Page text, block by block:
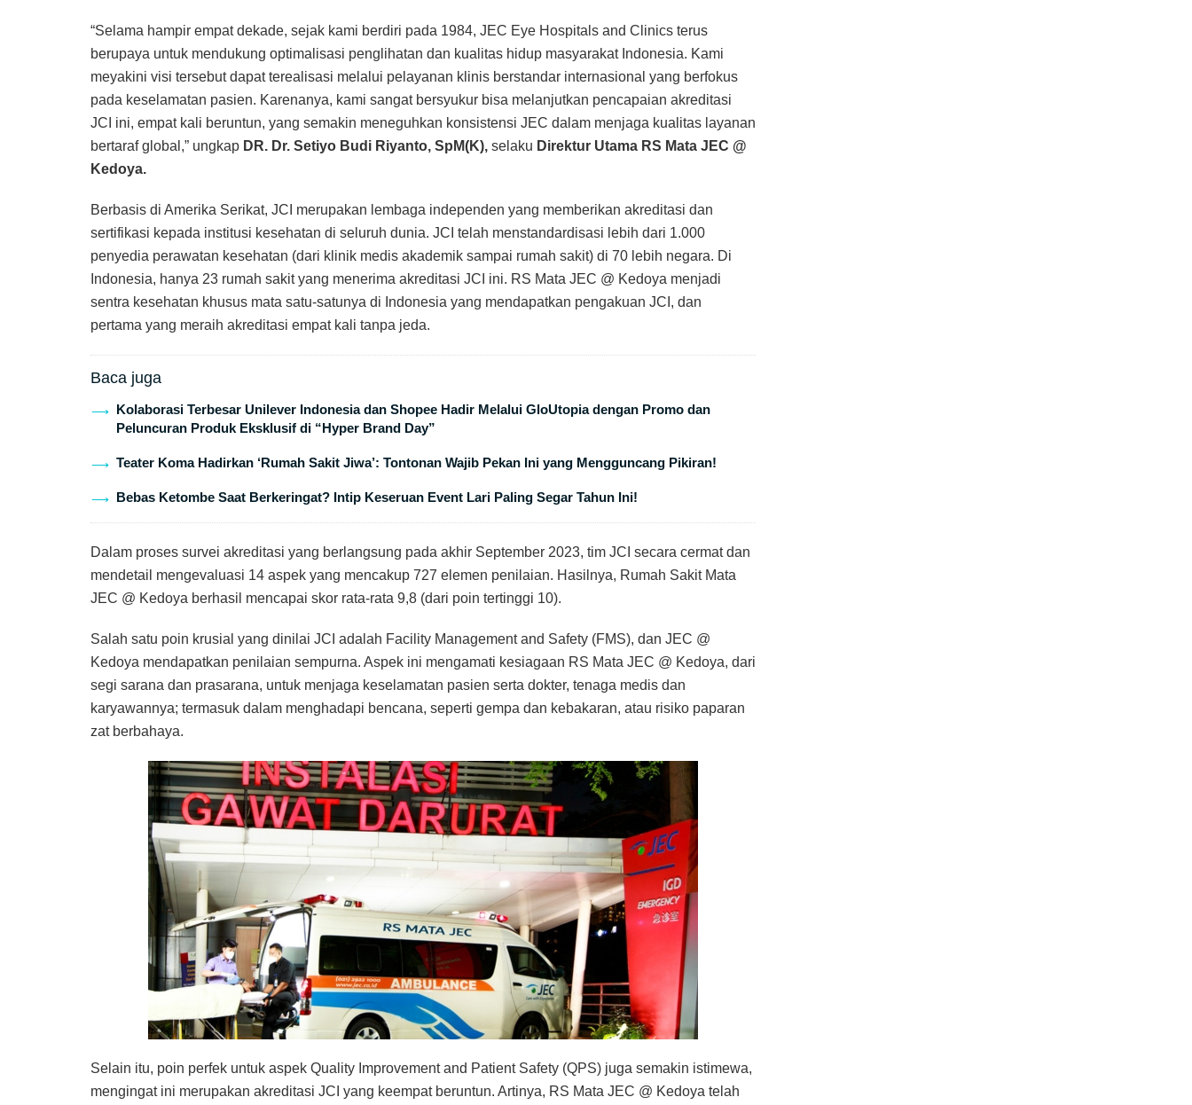
“Selama hampir empat dekade, sejak kami berdiri pada 1984, JEC Eye Hospitals and Clinics terus
berupaya untuk mendukung optimalisasi penglihatan dan kualitas hidup masyarakat Indonesia. Kami
meyakini visi tersebut dapat terealisasi melalui pelayanan klinis berstandar internasional yang berfokus
pada keselamatan pasien. Karenanya, kami sangat bersyukur bisa melanjutkan pencapaian akreditasi
JCI ini, empat kali beruntun, yang semakin meneguhkan konsistensi JEC dalam menjaga kualitas layanan
bertaraf global,” ungkap DR. Dr. Setiyo Budi Riyanto, SpM(K), selaku Direktur Utama RS Mata JEC @
Kedoya.
Berbasis di Amerika Serikat, JCI merupakan lembaga independen yang memberikan akreditasi dan
sertifikasi kepada institusi kesehatan di seluruh dunia. JCI telah menstandardisasi lebih dari 1.000
penyedia perawatan kesehatan (dari klinik medis akademik sampai rumah sakit) di 70 lebih negara. Di
Indonesia, hanya 23 rumah sakit yang menerima akreditasi JCI ini. RS Mata JEC @ Kedoya menjadi
sentra kesehatan khusus mata satu-satunya di Indonesia yang mendapatkan pengakuan JCI, dan
pertama yang meraih akreditasi empat kali tanpa jeda.
Baca juga
Kolaborasi Terbesar Unilever Indonesia dan Shopee Hadir Melalui GloUtopia dengan Promo dan
Peluncuran Produk Eksklusif di “Hyper Brand Day”
Teater Koma Hadirkan ‘Rumah Sakit Jiwa’: Tontonan Wajib Pekan Ini yang Mengguncang Pikiran!
Bebas Ketombe Saat Berkeringat? Intip Keseruan Event Lari Paling Segar Tahun Ini!
Dalam proses survei akreditasi yang berlangsung pada akhir September 2023, tim JCI secara cermat dan
mendetail mengevaluasi 14 aspek yang mencakup 727 elemen penilaian. Hasilnya, Rumah Sakit Mata
JEC @ Kedoya berhasil mencapai skor rata-rata 9,8 (dari poin tertinggi 10).
Salah satu poin krusial yang dinilai JCI adalah Facility Management and Safety (FMS), dan JEC @
Kedoya mendapatkan penilaian sempurna. Aspek ini mengamati kesiagaan RS Mata JEC @ Kedoya, dari
segi sarana dan prasarana, untuk menjaga keselamatan pasien serta dokter, tenaga medis dan
karyawannya; termasuk dalam menghadapi bencana, seperti gempa dan kebakaran, atau risiko paparan
zat berbahaya.
Selain itu, poin perfek untuk aspek Quality Improvement and Patient Safety (QPS) juga semakin istimewa,
mengingat ini merupakan akreditasi JCI yang keempat beruntun. Artinya, RS Mata JEC @ Kedoya telah